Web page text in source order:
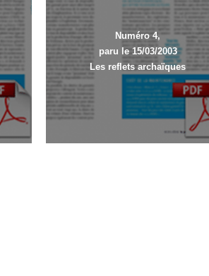
Numéro 4,
paru le 15/03/2003
Les reflets archaïques